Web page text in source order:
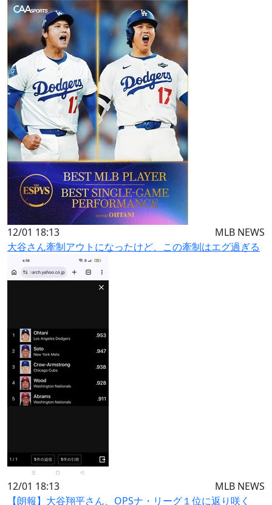
12/01 18:13
MLB NEWS
大谷さん牽制アウトになったけど、この牽制はエグ過ぎる
12/01 18:13
MLB NEWS
【朗報】大谷翔平さん、OPSナ・リーグ１位に返り咲く